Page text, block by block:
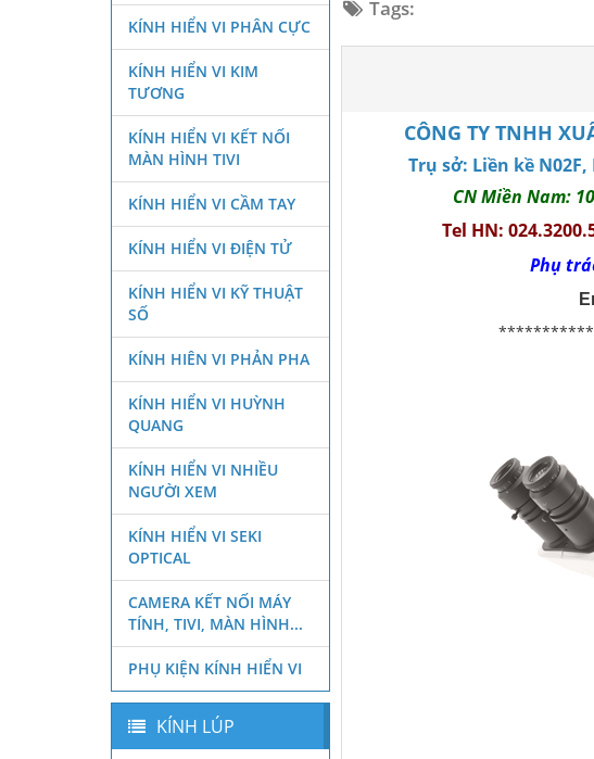
Tags:
CÔNG TY TNHH
Trụ sở: Liền kề
CN Miền Nam:
Tel HN:
Phụ
KÍNH HIỂN VI PHÂN CỰC
KÍNH HIỂN VI KIM
TƯƠNG
KÍNH HIỂN VI KẾT NỐI
MÀN HÌNH TIVI
KÍNH HIỂN VI CẦM TAY
KÍNH HIỂN VI ĐIỆN TỬ
KÍNH HIỂN VI KỸ THUẬT
SỐ
KÍNH HIÊN VI PHẢN PHA
KÍNH HIỂN VI HUỲNH
QUANG
KÍNH HIỂN VI NHIỀU
NGƯỜI XEM
KÍNH HIỂN VI SEKI
OPTICAL
CAMERA KẾT NỐI MÁY
TÍNH, TIVI, MÀN HÌNH...
PHỤ KIỆN KÍNH HIỂN VI
KÍNH LÚP